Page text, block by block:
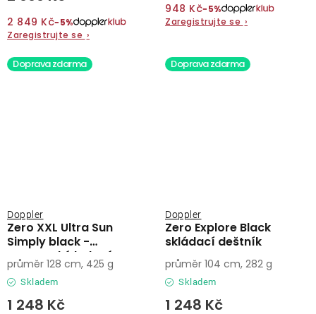
2 849 Kč−5%
Zaregistrujte se ›
948 Kč−5%
Zaregistrujte se ›
Doprava zdarma
Zero XXL Ultra Sun
Simply black -
partnerský holový
deštník
Doppler
Skladem
1 248 Kč
průměr 128 cm, 425 g
Doprava zdarma
Zero Explore Black
skládací deštník
Doppler
Skladem
1 248 Kč
průměr 104 cm, 282 g